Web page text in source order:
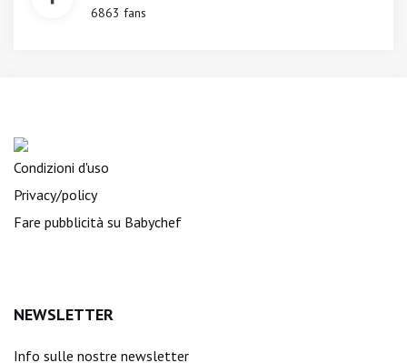
6863 fans
Condizioni d'uso
Privacy/policy
Fare pubblicità su Babychef
NEWSLETTER
Info sulle nostre newsletter